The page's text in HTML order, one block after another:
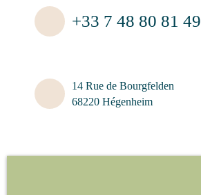
+33 7 48 80 81 49
14 Rue de Bourgfelden
68220 Hégenheim